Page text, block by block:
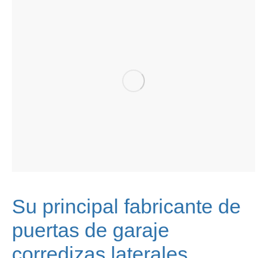
Su principal fabricante de
puertas de garaje